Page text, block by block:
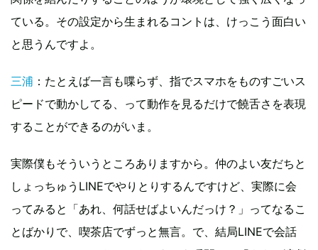
ている。その設定から生まれるコントは、けっこう面白い
と思うんですよ。
三浦 ：たとえば一言も喋らず、指でスマホをものすごいス
ピードで動かしてる、って動作を見るだけで饒舌さを表現
することができるのがいま。
実際僕もそういうところありますから。仲のよい友だちと
しょっちゅうLINEでやりとりするんですけど、実際に会
ってみると「あれ、何話せばよいんだっけ？」ってなるこ
とばかりで、喫茶店でずっと無言。で、結局LINEで会話